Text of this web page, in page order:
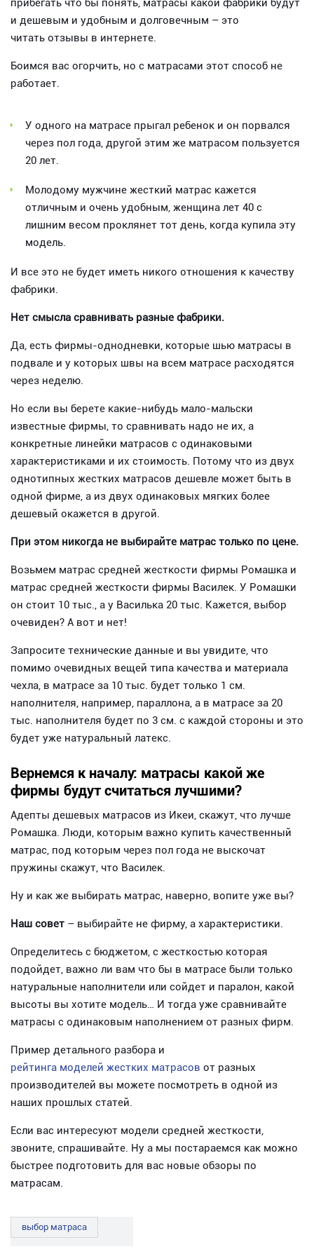
прибегать что бы понять, матрасы какой фабрики будут
и дешевым и удобным и долговечным – это
читать отзывы в интернете.
Боимся вас огорчить, но с матрасами этот способ не
работает.
У одного на матрасе прыгал ребенок и он порвался
через пол года, другой этим же матрасом пользуется
20 лет.
Молодому мужчине жесткий матрас кажется
отличным и очень удобным, женщина лет 40 с
лишним весом проклянет тот день, когда купила эту
модель.
И все это не будет иметь никого отношения к качеству
фабрики.
Нет смысла сравнивать разные фабрики.
Да, есть фирмы-однодневки, которые шью матрасы в
подвале и у которых швы на всем матрасе расходятся
через неделю.
Но если вы берете какие-нибудь мало-мальски
известные фирмы, то сравнивать надо не их, а
конкретные линейки матрасов с одинаковыми
характеристиками и их стоимость. Потому что из двух
однотипных жестких матрасов дешевле может быть в
одной фирме, а из двух одинаковых мягких более
дешевый окажется в другой.
При этом никогда не выбирайте матрас только по цене.
Возьмем матрас средней жесткости фирмы Ромашка и
матрас средней жесткости фирмы Василек. У Ромашки
он стоит 10 тыс., а у Василька 20 тыс. Кажется, выбор
очевиден? А вот и нет!
Запросите технические данные и вы увидите, что
помимо очевидных вещей типа качества и материала
чехла, в матрасе за 10 тыс. будет только 1 см.
наполнителя, например, параллона, а в матрасе за 20
тыс. наполнителя будет по 3 см. с каждой стороны и это
будет уже натуральный латекс.
Вернемся к началу: матрасы какой же
фирмы будут считаться лучшими?
Адепты дешевых матрасов из Икеи, скажут, что лучше
Ромашка. Люди, которым важно купить качественный
матрас, под которым через пол года не выскочат
пружины скажут, что Василек.
Ну и как же выбирать матрас, наверно, вопите уже вы?
Наш совет – выбирайте не фирму, а характеристики.
Определитесь с бюджетом, с жесткостью которая
подойдет, важно ли вам что бы в матрасе были только
натуральные наполнители или сойдет и паралон, какой
высоты вы хотите модель… И тогда уже сравнивайте
матрасы с одинаковым наполнением от разных фирм.
Пример детального разбора и
рейтинга моделей жестких матрасов от разных
производителей вы можете посмотреть в одной из
наших прошлых статей.
Если вас интересуют модели средней жесткости,
звоните, спрашивайте. Ну а мы постараемся как можно
быстрее подготовить для вас новые обзоры по
матрасам.
выбор матраса